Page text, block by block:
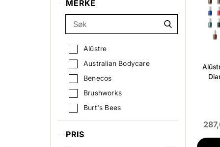
Neglelakkfjerner
Neglepleie
Nail accessories
Kunstige Negler
Forleng & Forsterk
MERKE
Alûstre
Australian Bodycare
Benecos
Brushworks
Burt's Bees
Caudalíe
CND
PRIS